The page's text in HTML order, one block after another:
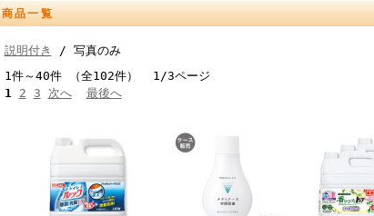
商品一覧
説明付き
/ 写真のみ
1件～40件 （全102件） 1/3ページ
1
2 3 次へ 最後へ